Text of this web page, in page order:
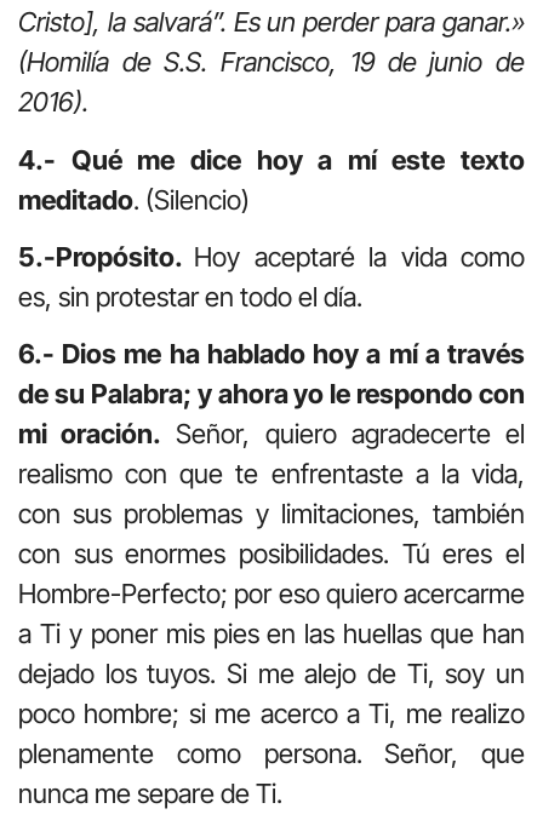
Cristo], la salvará”. Es un perder para ganar.»
(Homilía de S.S. Francisco, 19 de junio de
2016).
4.- Qué me dice hoy a mí este texto
meditado. (Silencio)
5.-Propósito. Hoy aceptaré la vida como
es, sin protestar en todo el día.
6.- Dios me ha hablado hoy a mí a través
de su Palabra; y ahora yo le respondo con
mi oración. Señor, quiero agradecerte el
realismo con que te enfrentaste a la vida,
con sus problemas y limitaciones, también
con sus enormes posibilidades. Tú eres el
Hombre-Perfecto; por eso quiero acercarme
a Ti y poner mis pies en las huellas que han
dejado los tuyos. Si me alejo de Ti, soy un
poco hombre; si me acerco a Ti, me realizo
plenamente como persona. Señor, que
nunca me separe de Ti.